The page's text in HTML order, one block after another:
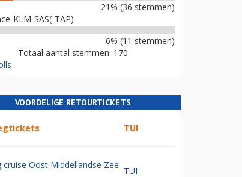
21% (36 stemmen)
KLM-SAS(-TAP)
6% (11 stemmen)
Totaal aantal stemmen: 170
VOORDELIGE RETOURTICKETS
TUI
cruise Oost Middellandse Zee
TUI